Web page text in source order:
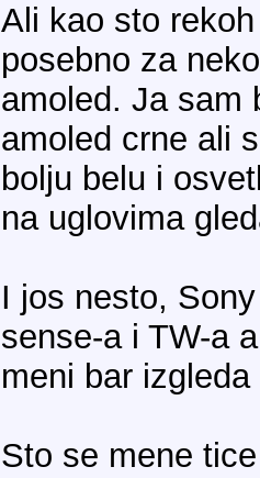
Ali kao sto
posebno za
amoled. Ja sam
amoled crne ali
bolju belu i
na uglovima
I jos nesto,
sense-a i TW-a
meni bar
Sto se mene